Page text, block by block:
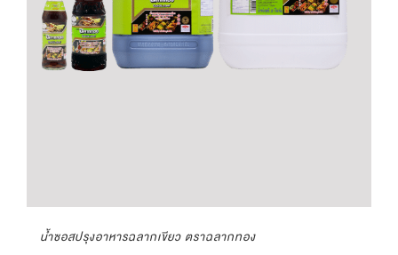
น้ำซอสปรุงอาหารฉลากเขียว ตราฉลากทอง